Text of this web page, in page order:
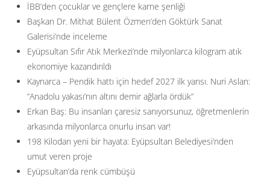
İBB’den çocuklar ve gençlere karne şenliği
Başkan Dr. Mithat Bülent Özmen’den Göktürk Sanat
Galerisi’nde inceleme
Eyüpsultan Sıfır Atık Merkezi’nde milyonlarca kilogram atık
ekonomiye kazandırıldı
Kaynarca – Pendik hattı için hedef 2027 ilk yarısı. Nuri Aslan:
”Anadolu yakası’nın altını demir ağlarla ördük”
Erkan Baş: Bu insanları çaresiz sanıyorsunuz, öğretmenlerin
arkasında milyonlarca onurlu insan var!
198 Kilodan yeni bir hayata: Eyüpsultan Belediyesi’nden
umut veren proje
Eyüpsultan’da renk cümbüşü